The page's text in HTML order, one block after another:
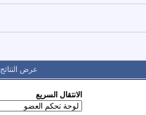
عرض النتائج 1 إلى 4 من 4
الانتقال السريع